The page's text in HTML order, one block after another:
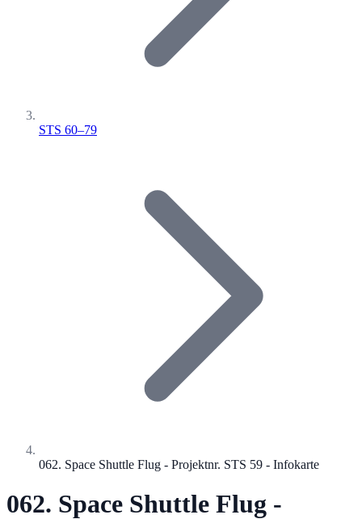
STS 60–79
062. Space Shuttle Flug - Projektnr. STS 59 - Infokarte
062. Space Shuttle Flug -